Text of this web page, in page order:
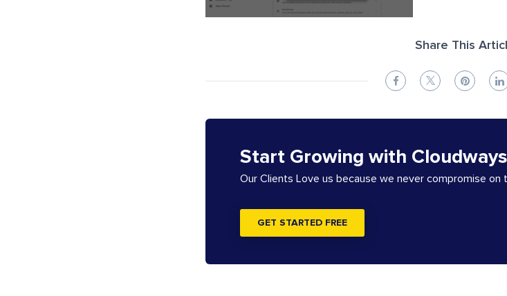
Share This
Start Growing with Cloudways
Our Clients Love us because we never compromise on
GET STARTED FREE